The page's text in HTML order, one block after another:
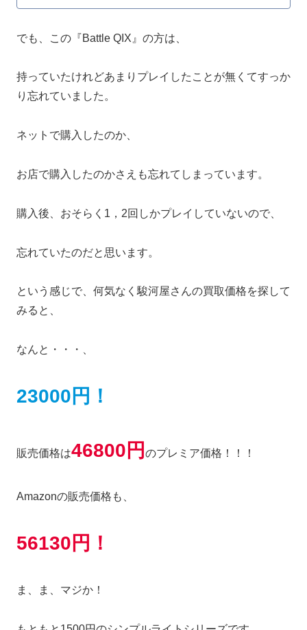
でも、この『Battle QIX』の方は、
持っていたけれどあまりプレイしたことが無くてすっか
り忘れていました。
ネットで購入したのか、
お店で購入したのかさえも忘れてしまっています。
購入後、おそらく1，2回しかプレイしていないので、
忘れていたのだと思います。
という感じで、何気なく駿河屋さんの買取価格を探して
みると、
なんと・・・、
23000円！
販売価格は46800円 のプレミア価格！！！
Amazonの販売価格も、
56130円！
ま、ま、マジか！